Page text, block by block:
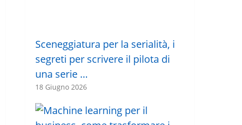
Sceneggiatura per la serialità, i
segreti per scrivere il pilota di
una serie …
18 Giugno 2026